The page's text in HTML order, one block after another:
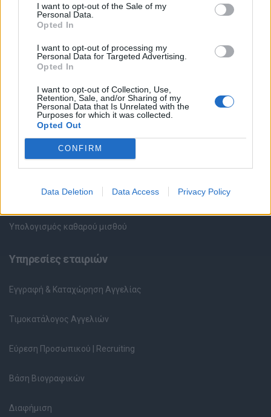
I want to opt-out of the Sale of my
Personal Data.
Opted In
I want to opt-out of processing my
Personal Data for Targeted Advertising.
Opted In
I want to opt-out of Collection, Use,
Retention, Sale, and/or Sharing of my
Personal Data that Is Unrelated with the
Purposes for which it was collected.
Opted Out
CONFIRM
Data Deletion Data Access Privacy Policy
Κέντρο Βοήθειας
Υπηρεσίες υποψηφίων
Συμβουλές Καριέρας
HR corner
Περιγραφές Θέσεων Εργασίας
Ερωτήσεις συνεντεύξεων
Υπολογισμός καθαρού μισθού
Υπηρεσίες εταιριών
Εγγραφή & Καταχώρηση Αγγελίας
Τιμοκατάλογος Αγγελιών
Εύρεση Προσωπικού | Recruiting
Βάση Βιογραφικών
Διαφήμιση